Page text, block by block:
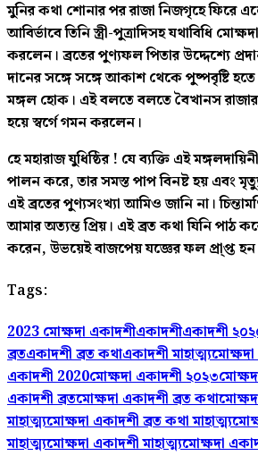
মুনির কথা শোনার পর রাজা নিজগৃহে ফিরে
আবির্ভাবে তিনি স্ত্রী-পুত্রাদিসহ যথাবিধি
করলেন। ব্রতের পুণ্যফল পিতার উদ্দেশ্যে
দানের সঙ্গে সঙ্গে আকাশ থেকে পুষ্পবৃষ্টি
মঙ্গল হোক। এই বলতে বলতে বৈখানস
হয়ে স্বর্গে গমন করলেন।
হে মহারাজ যুধিষ্ঠির ! যে ব্যক্তি এই
পালন করে, তার সমস্ত পাপ বিনষ্ট হয় এবং
এই ব্রতের পুণ্যসংখ্যা আমিও জানি না।
আমার অত্যন্ত প্রিয়। এই ব্রত কথা যিনি পাঠ
করেন, উভয়েই বাজপেয় যজ্ঞের ফল প্রা্প্ত
Tags:
2023 মোক্ষদা একাদশীএকাদশীএকাদশী
ব্রতএকাদশী ব্রত কথাএকাদশী মাহাত্ম্য
একাদশী 2020মোক্ষদা একাদশী ২০২৩
একাদশী ব্রতমোক্ষদা একাদশী ব্রত কথা
মাহাত্ম্যমোক্ষদা একাদশী ব্রত কথা মাহাত্ম্য
মাহাত্ম্যমোক্ষদা একাদশী মাহাত্ম্যমোক্ষদা